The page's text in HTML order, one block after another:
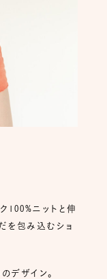
100%ニットと伸
を包み込むショ
デザイン。